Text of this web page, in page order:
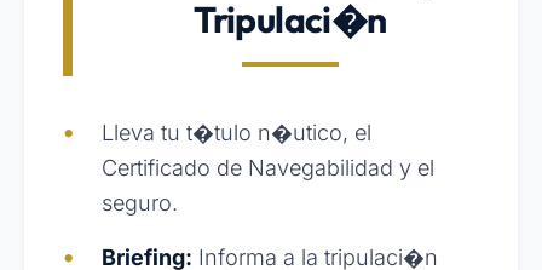
Tripulaci�n
Lleva tu t�tulo n�utico, el
Certificado de Navegabilidad y el
seguro.
Briefing: Informa a la tripulaci�n